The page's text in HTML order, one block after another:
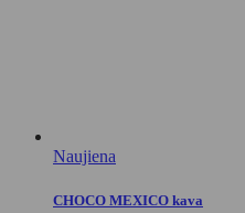
Naujiena
CHOCO MEXICO kava